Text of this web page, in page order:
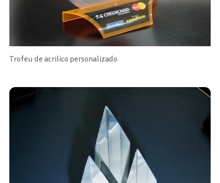
Trofeu de acrilico personalizado